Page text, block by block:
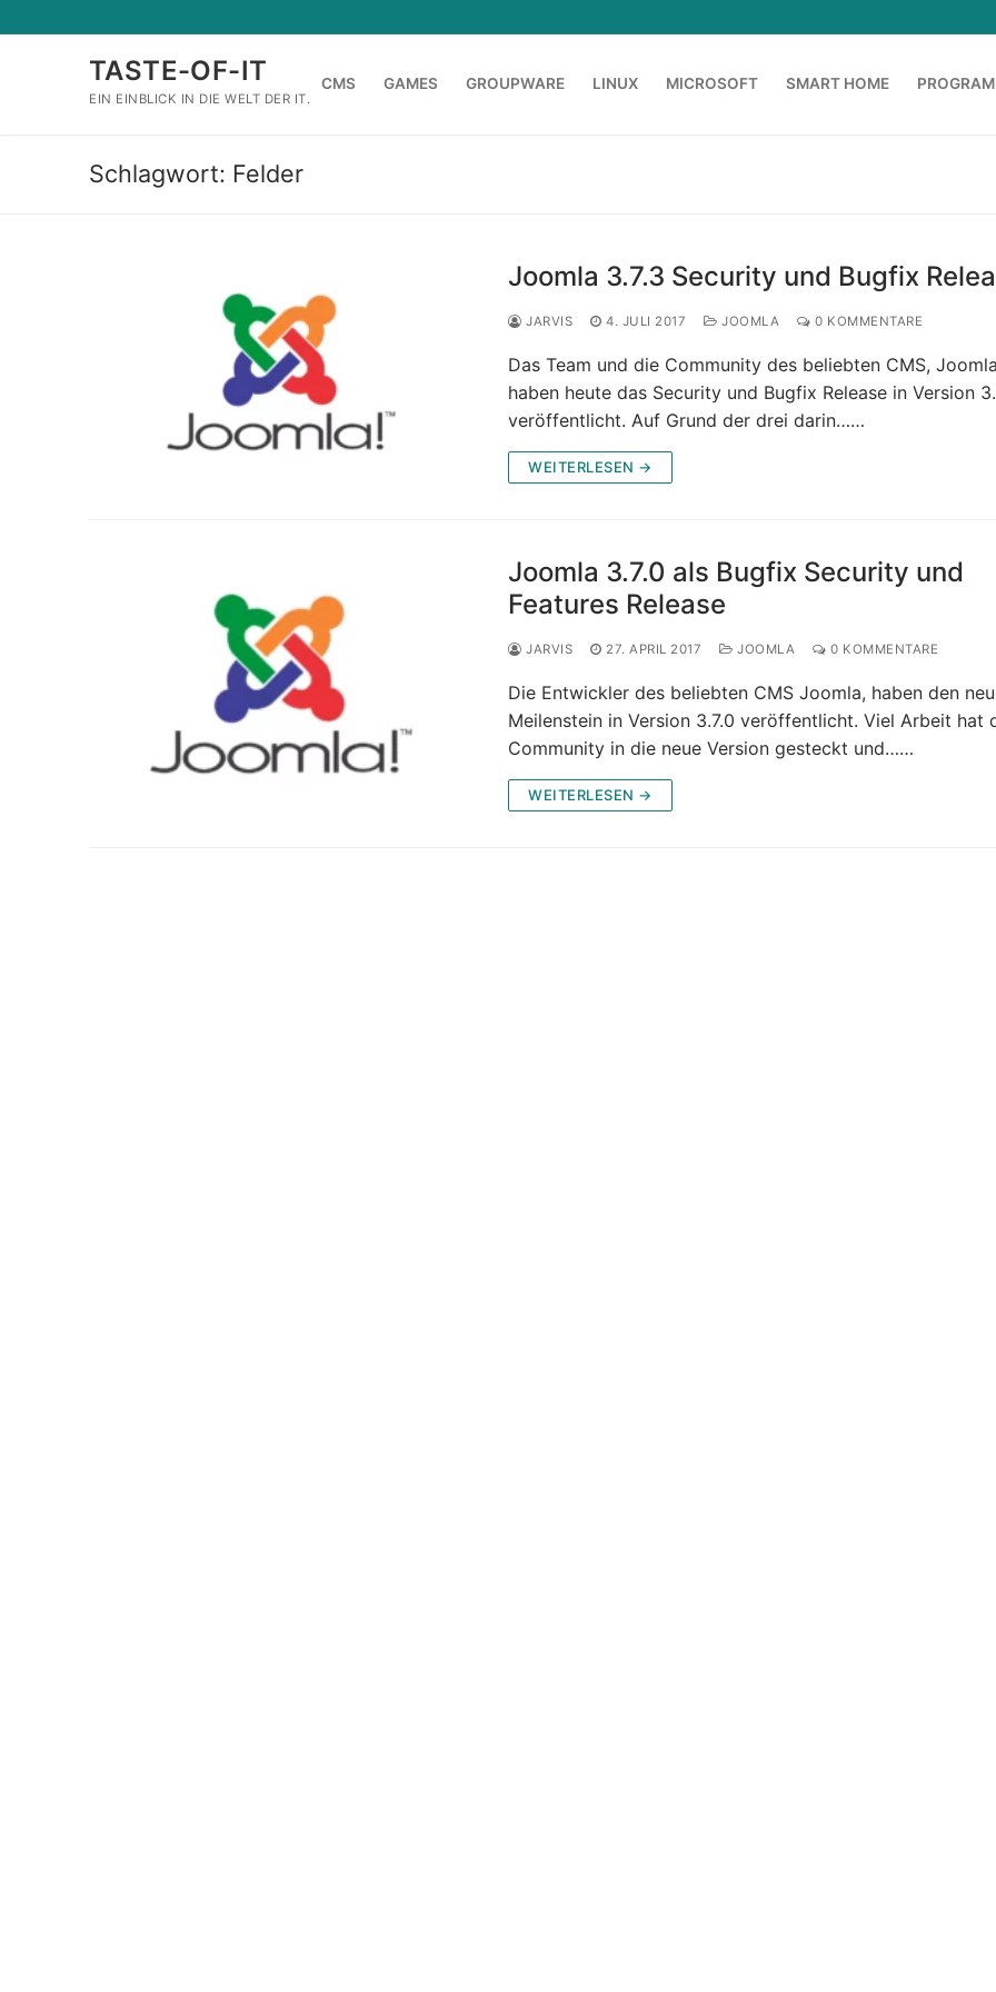
Inhalt
TASTE-OF-IT
EIN EINBLICK IN DIE WELT DER IT.
CMS GAMES GROUPWARE LINUX MICROSOFT SMART HOME
Schlagwort: Felder
Joomla 3.7.3 Security und Bugfix
JARVIS 4. JULI 2017 JOOMLA 0 KOMMENTARE
Das Team und die Community des beliebten CMS,
haben heute das Security und Bugfix Release in Version
veröffentlicht. Auf Grund der drei darin……
WEITERLESEN →
Joomla 3.7.0 als Bugfix Security und
Features Release
JARVIS 27. APRIL 2017 JOOMLA 0 KOMMENTARE
Die Entwickler des beliebten CMS Joomla, haben den
Meilenstein in Version 3.7.0 veröffentlicht. Viel Arbeit hat
Community in die neue Version gesteckt und……
WEITERLESEN →